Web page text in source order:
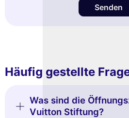
Senden
Häufig gestellte
Was sind die
Vuitton Stiftung?